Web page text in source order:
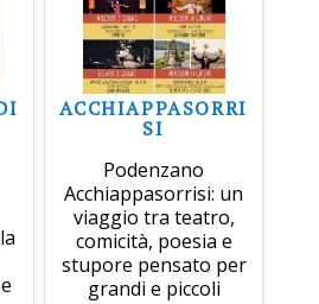
ACCHIAPPASORRI
SI
Podenzano
Acchiappasorrisi: un
viaggio tra teatro,
comicità, poesia e
stupore pensato per
grandi e piccoli